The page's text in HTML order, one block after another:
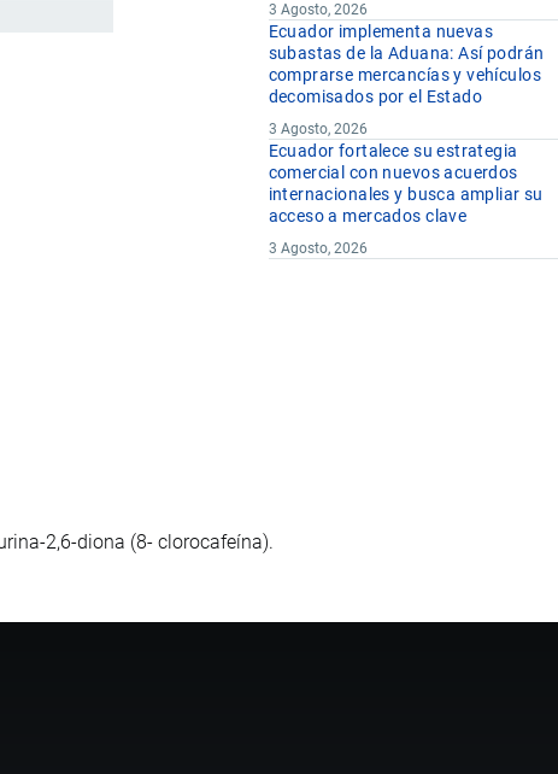
3 Agosto, 2026
Ecuador implementa nuevas
subastas de la Aduana: Así podrán
comprarse mercancías y vehículos
decomisados por el Estado
3 Agosto, 2026
Ecuador fortalece su estrategia
comercial con nuevos acuerdos
internacionales y busca ampliar su
acceso a mercados clave
3 Agosto, 2026
2,6-diona (8- clorocafeína).